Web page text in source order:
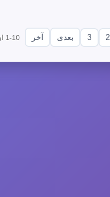
2
3 بعدی آخر 1-10 از 3425